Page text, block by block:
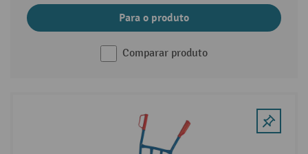
Para o produto
Comparar produto